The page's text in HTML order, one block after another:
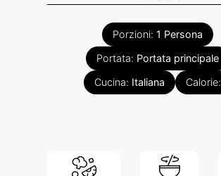
Porzioni: 1 Persona
Portata: Portata principale
Cucina: Italiana Calorie: